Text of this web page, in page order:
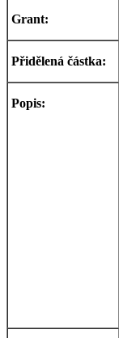
Grant:
Přidělená částka:
Popis: